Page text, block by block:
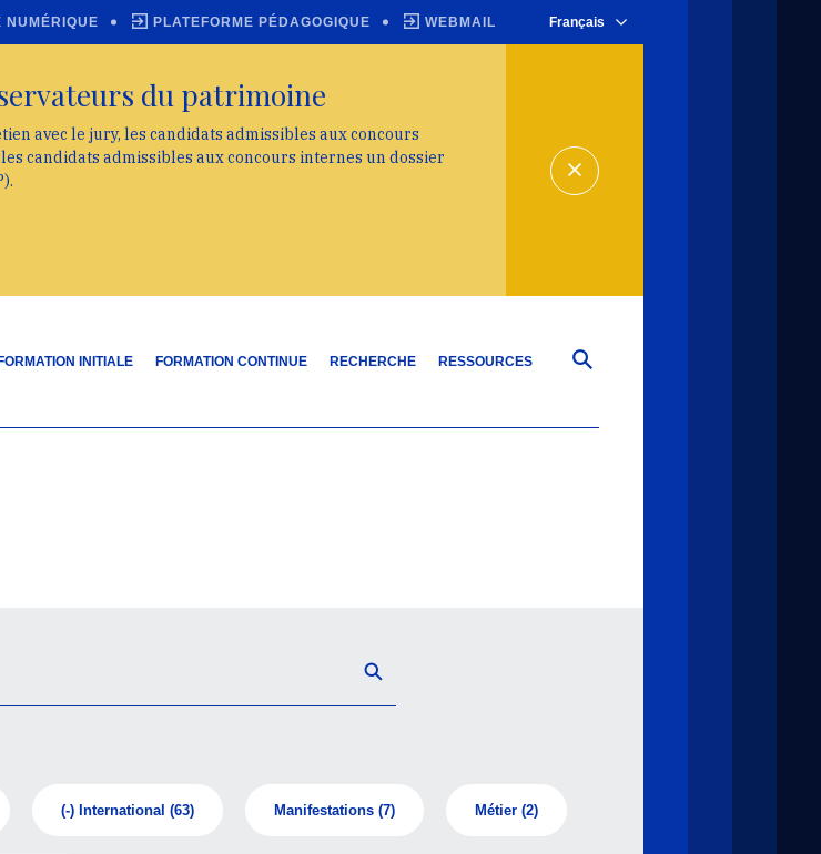
FORMATION INITIALE FORMATION CONTINUE RECHERCHE RESSOURCES
NUMÉRIQUE PLATEFORME PÉDAGOGIQUE WEBMAIL Français
du patrimoine
avec le jury, les candidats admissibles aux concours
candidats admissibles aux concours internes un dossier
(-) International (63) Manifestations (7) Métier (2)